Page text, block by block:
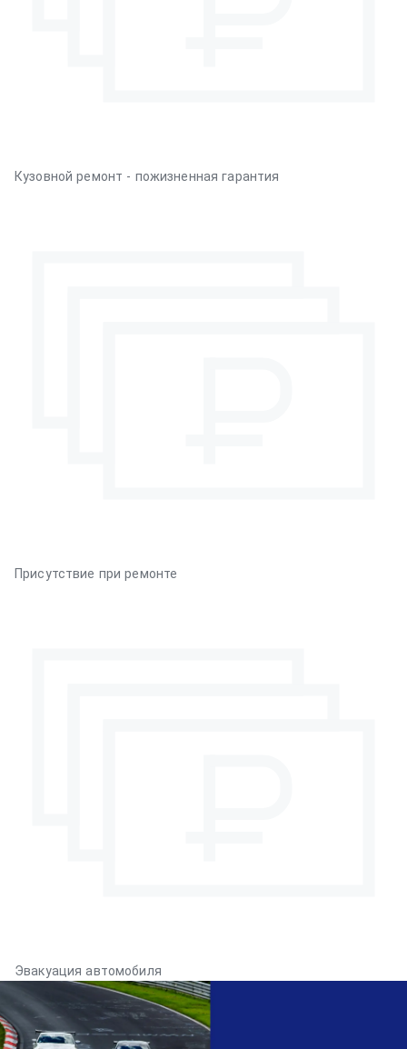
Кузовной ремонт - пожизненная гарантия
Присутствие при ремонте
Эвакуация автомобиля